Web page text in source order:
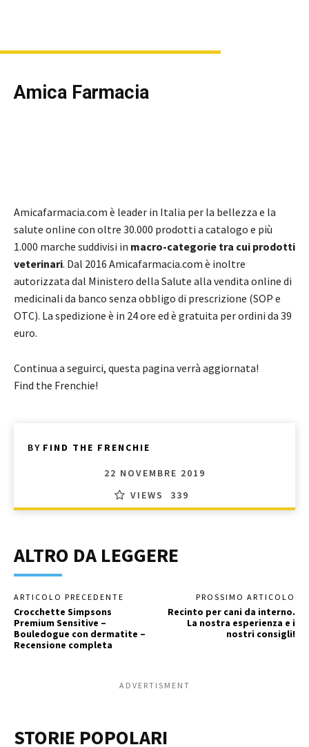
Amica Farmacia
Amicafarmacia.com è leader in Italia per la bellezza e la
salute online con oltre 30.000 prodotti a catalogo e più
1.000 marche suddivisi in macro-categorie tra cui prodotti
veterinari. Dal 2016 Amicafarmacia.com è inoltre
autorizzata dal Ministero della Salute alla vendita online di
medicinali da banco senza obbligo di prescrizione (SOP e
OTC). La spedizione è in 24 ore ed è gratuita per ordini da 39
euro.
Continua a seguirci, questa pagina verrà aggiornata!
Find the Frenchie!
BY FIND THE FRENCHIE
22 NOVEMBRE 2019
VIEWS
339
ALTRO DA LEGGERE
ARTICOLO PRECEDENTE
Crocchette Simpsons
Premium Sensitive –
Bouledogue con dermatite –
Recensione completa
PROSSIMO ARTICOLO
Recinto per cani da interno.
La nostra esperienza e i
nostri consigli!
ADVERTISMENT
STORIE POPOLARI